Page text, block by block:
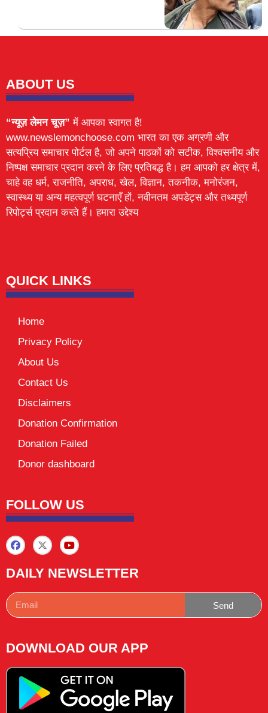
ABOUT US
“न्यूज़ लेमन चूज़” में आपका स्वागत है!
www.newslemonchoose.com भारत का एक अग्रणी और
सत्यप्रिय समाचार पोर्टल है, जो अपने पाठकों को सटीक, विश्वसनीय और
निष्पक्ष समाचार प्रदान करने के लिए प्रतिबद्ध है। हम आपको हर क्षेत्र में,
चाहे वह धर्म, राजनीति, अपराध, खेल, विज्ञान, तकनीक, मनोरंजन,
स्वास्थ्य या अन्य महत्वपूर्ण घटनाएँ हों, नवीनतम अपडेट्स और तथ्यपूर्ण
रिपोर्ट्स प्रदान करते हैं। हमारा उद्देश्य
QUICK LINKS
Home
Privacy Policy
About Us
Contact Us
Disclaimers
Donation Confirmation
Donation Failed
Donor dashboard
FOLLOW US
DAILY NEWSLETTER
Send
DOWNLOAD OUR APP